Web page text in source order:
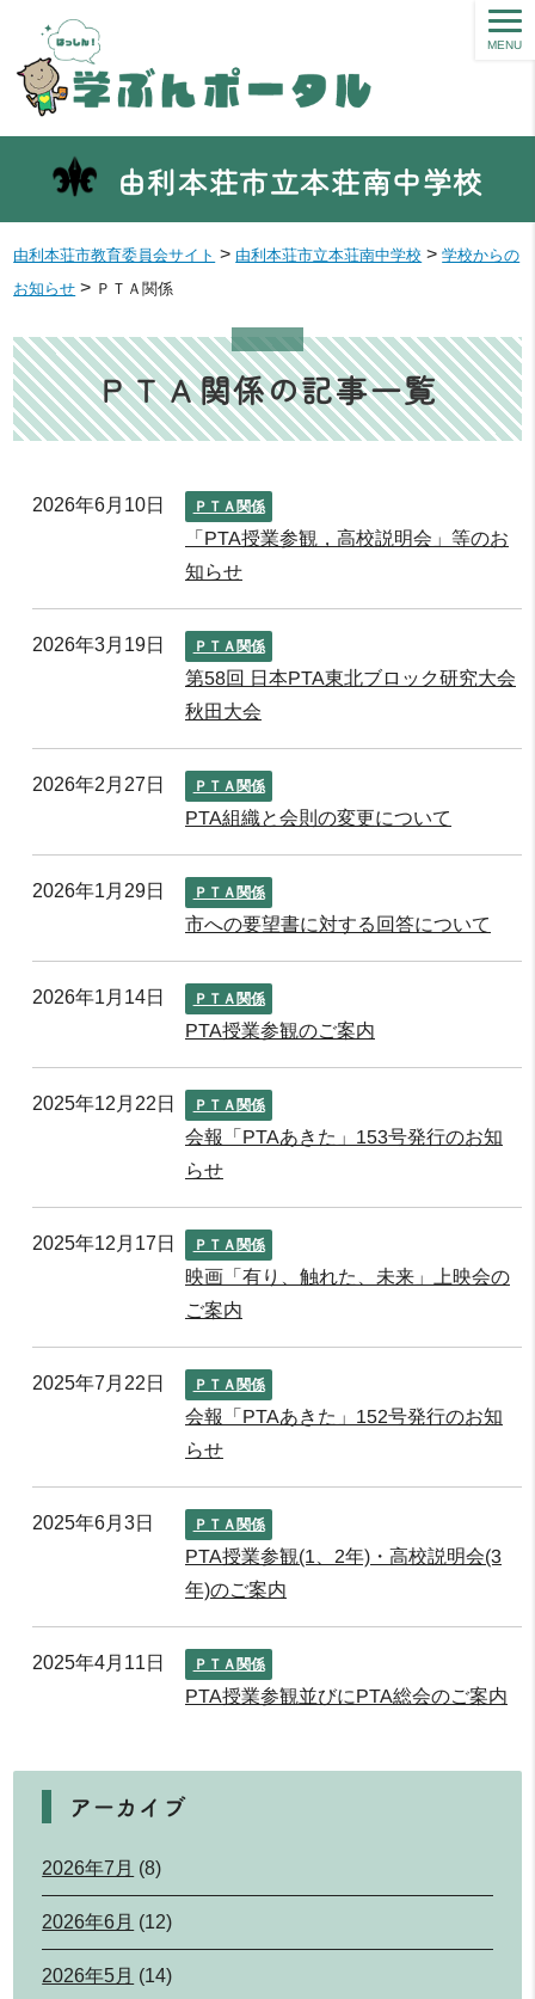
由利本荘市立本荘南中学校
MENU
由利本荘市教育委員会サイト > 由利本荘市立本荘南中学校 >学校からの
お知らせ > ＰＴＡ関係
ＰＴＡ関係の記事一覧
2026年6月10日 ＰＴＡ関係
「PTA授業参観，高校説明会」等のお
知らせ
2026年3月19日 ＰＴＡ関係
第58回 日本PTA東北ブロック研究大会
秋田大会
2026年2月27日 ＰＴＡ関係
PTA組織と会則の変更について
2026年1月29日 ＰＴＡ関係
市への要望書に対する回答について
2026年1月14日 ＰＴＡ関係
PTA授業参観のご案内
2025年12月22日 ＰＴＡ関係
会報「PTAあきた」153号発行のお知
らせ
2025年12月17日 ＰＴＡ関係
映画「有り、触れた、未来」上映会の
ご案内
2025年7月22日 ＰＴＡ関係
会報「PTAあきた」152号発行のお知
らせ
2025年6月3日 ＰＴＡ関係
PTA授業参観(1、2年)・高校説明会(3
年)のご案内
2025年4月11日 ＰＴＡ関係
PTA授業参観並びにPTA総会のご案内
アーカイブ
2026年7月 (8)
2026年6月 (12)
2026年5月 (14)